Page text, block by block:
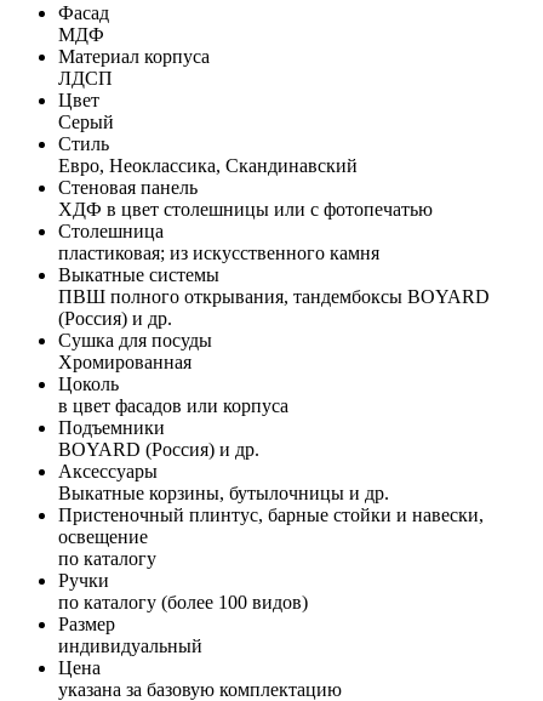
Фасад
МДФ
Материал корпуса
ЛДСП
Цвет
Серый
Стиль
Евро, Неоклассика, Скандинавский
Стеновая панель
ХДФ в цвет столешницы или с фотопечатью
Столешница
пластиковая; из искусственного камня
Выкатные системы
ПВШ полного открывания, тандембоксы BOYARD
(Россия) и др.
Сушка для посуды
Хромированная
Цоколь
в цвет фасадов или корпуса
Подъемники
BOYARD (Россия) и др.
Аксессуары
Выкатные корзины, бутылочницы и др.
Пристеночный плинтус, барные стойки и навески,
освещение
по каталогу
Ручки
по каталогу (более 100 видов)
Размер
индивидуальный
Цена
указана за базовую комплектацию